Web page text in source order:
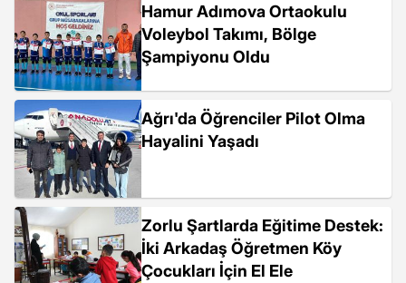
Hamur Adımova Ortaokulu
Voleybol Takımı, Bölge
Şampiyonu Oldu
Ağrı'da Öğrenciler Pilot Olma
Hayalini Yaşadı
Zorlu Şartlarda Eğitime Destek:
İki Arkadaş Öğretmen Köy
Çocukları İçin El Ele